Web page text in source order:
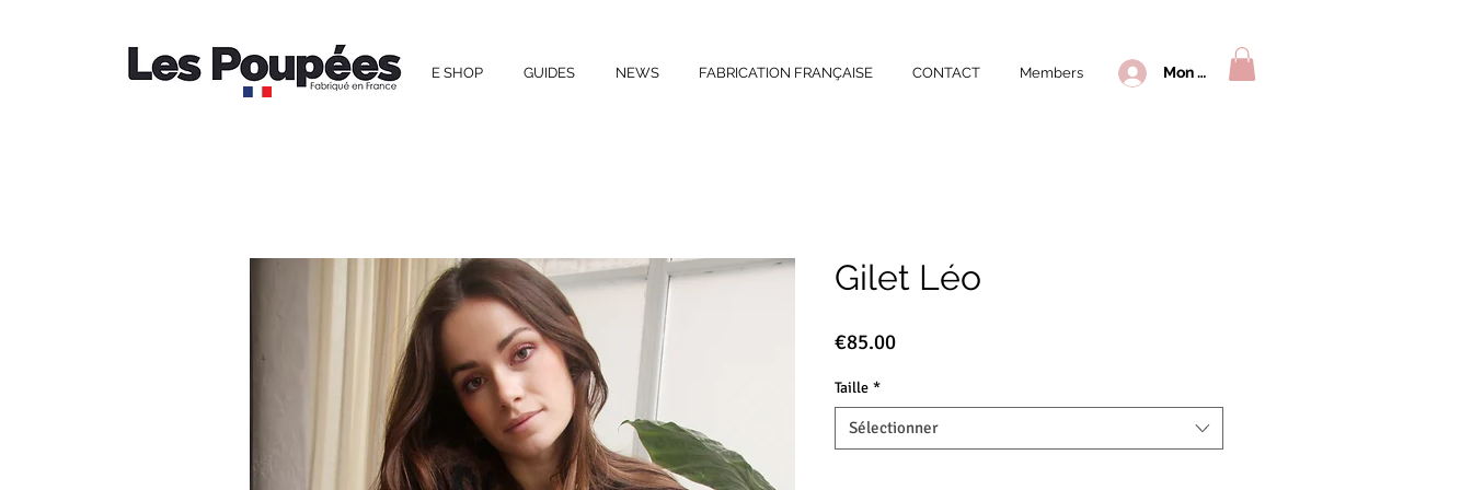
E SHOP GUIDES NEWS FABRICATION FRANÇAISE CONTACT Members Mon compte
Gilet Léo
€85.00Prix
Taille *
Sélectionner